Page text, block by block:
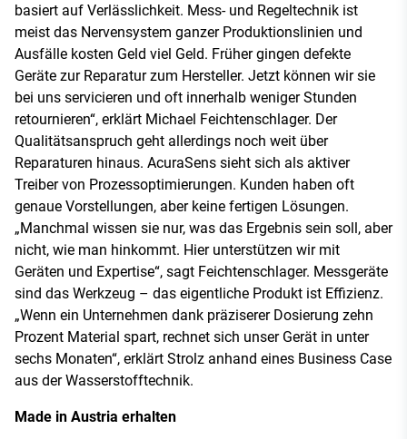
basiert auf Verlässlichkeit. Mess- und Regeltechnik ist
meist das Nervensystem ganzer Produktionslinien und
Ausfälle kosten Geld viel Geld. Früher gingen defekte
Geräte zur Reparatur zum Hersteller. Jetzt können wir sie
bei uns servicieren und oft innerhalb weniger Stunden
retournieren“, erklärt Michael Feichtenschlager. Der
Qualitätsanspruch geht allerdings noch weit über
Reparaturen hinaus. AcuraSens sieht sich als aktiver
Treiber von Prozessoptimierungen. Kunden haben oft
genaue Vorstellungen, aber keine fertigen Lösungen.
„Manchmal wissen sie nur, was das Ergebnis sein soll, aber
nicht, wie man hinkommt. Hier unterstützen wir mit
Geräten und Expertise“, sagt Feichtenschlager. Messgeräte
sind das Werkzeug – das eigentliche Produkt ist Effizienz.
„Wenn ein Unternehmen dank präziserer Dosierung zehn
Prozent Material spart, rechnet sich unser Gerät in unter
sechs Monaten“, erklärt Strolz anhand eines Business Case
aus der Wasserstofftechnik.
Made in Austria erhalten